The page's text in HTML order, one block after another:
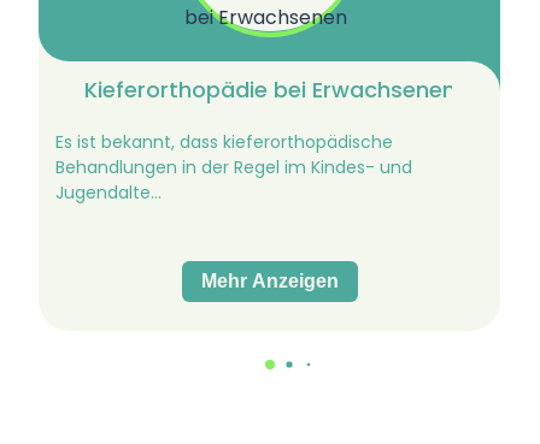
Kieferorthopädie bei Erwachsenen
Es ist bekannt, dass kieferorthopädische
Behandlungen in der Regel im Kindes- und
Jugendalte...
Mehr Anzeigen